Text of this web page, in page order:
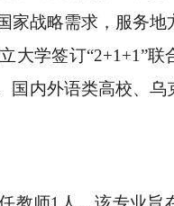
家战略需求，服务地
学签订“2+1+1”联
国内外语类高校、乌